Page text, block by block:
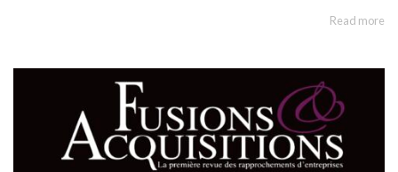
Read more